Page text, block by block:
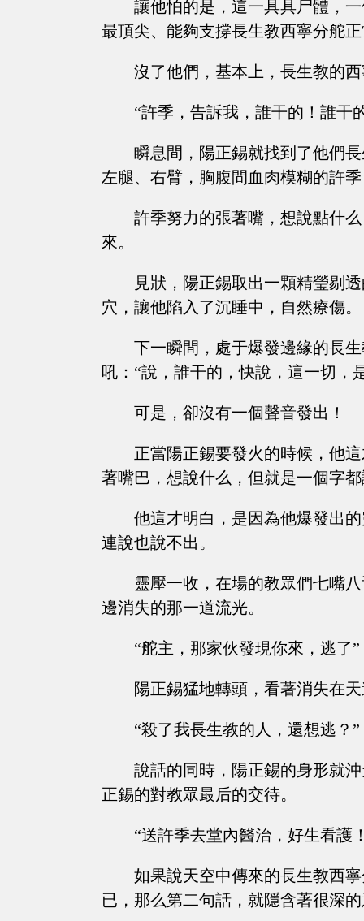
讓他怕的是，這一具具尸體，
最頂尖、能夠支撐長生教西寧分舵
沒了他們，基本上，長生教的
“許季，告訴我，誰干的！誰干
瞬息間，陽正錫就找到了他們
左腿、右臂，胸腹間血肉模糊的許
許季努力的張著嘴，想說點什
來。
見狀，陽正錫取出一顆精瑩剔
穴，讓他陷入了沉睡中，自然療傷。
下一瞬間，處于爆發邊緣的長
吼：“說，誰干的，快說，這一切，
可是，卻沒有一個聲音發出！
正當陽正錫要發火的時候，他
著嘴巴，想說什么，但就是一個字
他這才明白，是因為他爆發出
連說也說不出。
靈壓一收，在場的教眾們七嘴
邊消失的那一道流光。
“舵主，那家伙發現你來，逃了”
陽正錫猛地轉頭，看著消失在
“殺了我長生教的人，還想逃？”
說話的同時，陽正錫的身形就
正錫的對教眾最后的交待。
“送許季去堂內醫治，好生看護
如果說天空中傳來的長生教西
已，那么第二句話，就隱含著很深